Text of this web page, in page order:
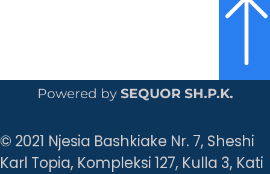
Powered by SEQUOR SH.P.K.
© 2021 Njesia Bashkiake Nr. 7, Sheshi
Karl Topia, Kompleksi 127, Kulla 3, Kati